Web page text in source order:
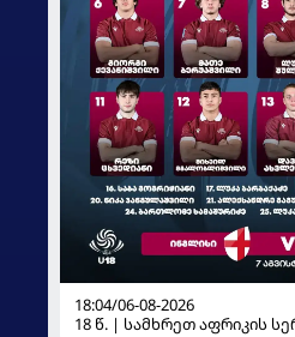
18:04/06-08-2026
18 წ. | სამხრეთ აფრიკის